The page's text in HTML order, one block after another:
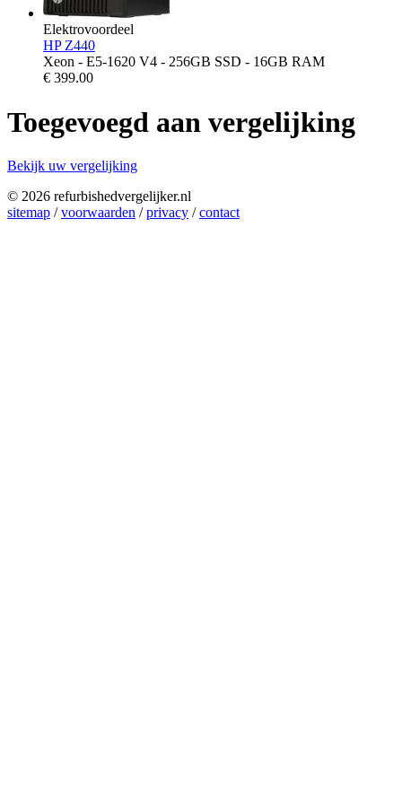
Elektrovoordeel
HP Z440
Xeon - E5-1620 V4 - 256GB SSD - 16GB RAM
€ 399.00
Toegevoegd aan vergelijking
Bekijk uw vergelijking
© 2026 refurbishedvergelijker.nl
sitemap /voorwaarden /privacy /contact